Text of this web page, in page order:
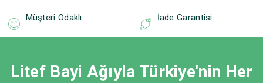
Müşteri Odaklı İade Garantisi
Litef Bayi Ağıyla Türkiye'nin Her